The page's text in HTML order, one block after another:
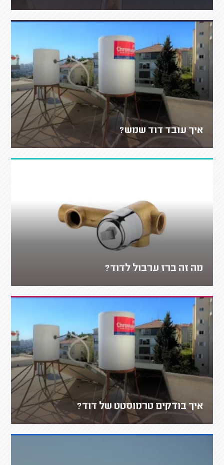
איך עובד דוד שמש?
מה זה ברז ערבול לדוד?
איך בודקים טרמוסטט של דוד?